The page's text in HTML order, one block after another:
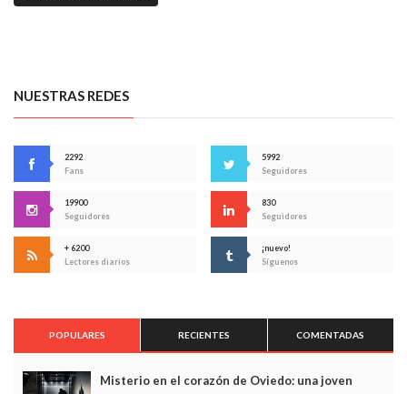
NUESTRAS REDES
2292
Fans
5992
Seguidores
19900
Seguidores
830
Seguidores
+ 6200
Lectores diarios
¡nuevo!
Síguenos
POPULARES RECIENTES COMENTADAS
Misterio en el corazón de Oviedo: una joven